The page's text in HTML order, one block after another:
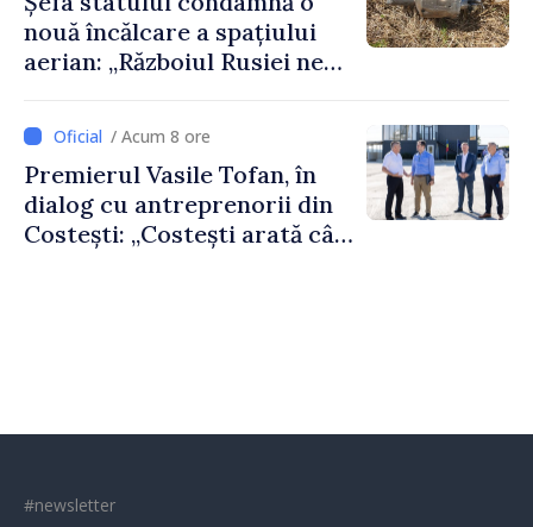
nouă încălcare a spațiului
aerian: „Războiul Rusiei ne
/ Acum 8 ore
Premierul Vasile Tofan, în
dialog cu antreprenorii din
Costești: „Costești arată cât
#newsletter